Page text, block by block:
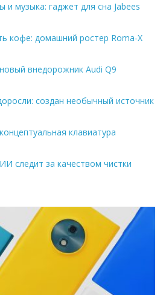
и музыка: гаджет для сна Jabees
кофе: домашний ростер Roma-X
внедорожник Audi Q9
создан необычный источник
клавиатура
следит за качеством чистки